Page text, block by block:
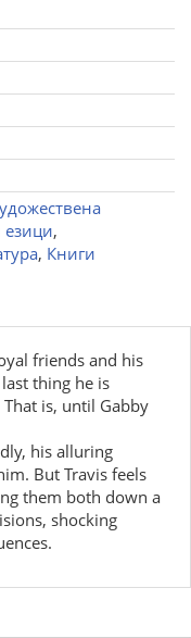
езици,
, Книги
friends and his
thing he is
is, until Gabby
his alluring
But Travis feels
them both down a
shocking